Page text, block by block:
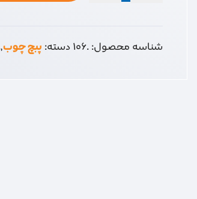
*
شناسه محصول:.106 دسته: پبچ چوب,